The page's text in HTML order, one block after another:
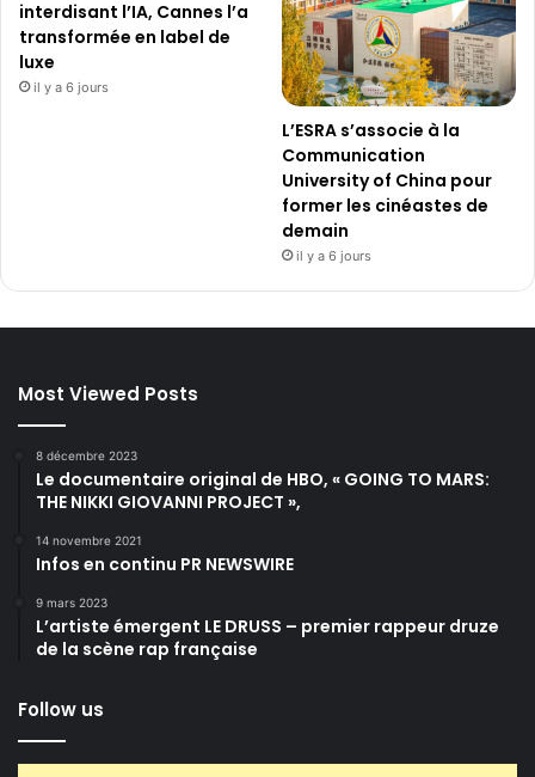
interdisant l’IA, Cannes l’a
transformée en label de
luxe
il y a 6 jours
L’ESRA s’associe à la
Communication
University of China pour
former les cinéastes de
demain
il y a 6 jours
Most Viewed Posts
8 décembre 2023
Le documentaire original de HBO, « GOING TO MARS:
THE NIKKI GIOVANNI PROJECT »,
14 novembre 2021
Infos en continu PR NEWSWIRE
9 mars 2023
L’artiste émergent LE DRUSS – premier rappeur druze
de la scène rap française
Follow us